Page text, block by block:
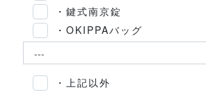
・鍵式南京錠
・OKIPPAバッグ
・上記以外